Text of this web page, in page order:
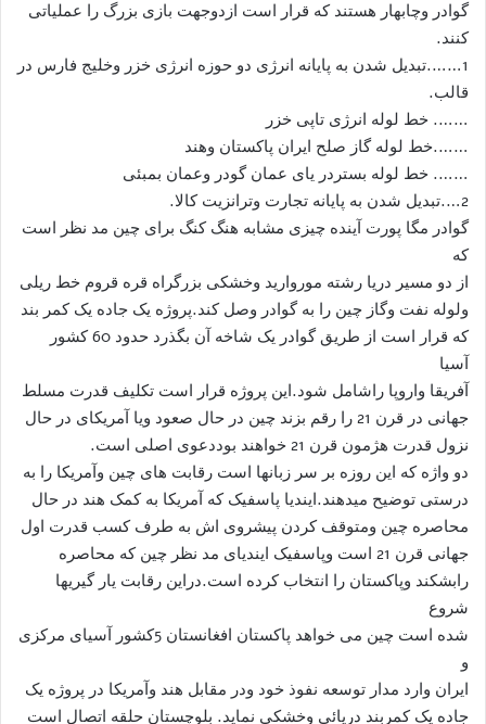
گوادر وچابهار هستند که قرار است ازدوجهت بازی بزرگ را عملیاتی
کنند.
1…….تبدیل شدن به پایانه انرژی دو حوزه انرژی خزر وخلیج فارس در
قالب.
……. خط لوله انرژی تاپی خزر
…….خط لوله گاز صلح ایران پاکستان وهند
……. خط لوله بستردر یای عمان گودر وعمان بمبئی
2….تبدیل شدن به پایانه تجارت وترانزیت کالا.
گوادر مگا پورت آینده چیزی مشابه هنگ کنگ برای چین مد نظر است
که
از دو مسیر دریا رشته موروارید وخشکی بزرگراه قره قروم خط ریلی
ولوله نفت وگاز چین را به گوادر وصل کند.پروژه یک جاده یک کمر بند
که قرار است از طریق گوادر یک شاخه آن بگذرد حدود 60 کشور
آسیا
آفریقا واروپا راشامل شود.این پروژه قرار است تکلیف قدرت مسلط
جهانی در قرن 21 را رقم بزند چین در حال صعود ویا آمریکای در حال
نزول قدرت هژمون قرن 21 خواهند بوددعوی اصلی است.
دو واژه که این روزه بر سر زبانها است رقابت های چین وآمریکا را به
درستی توضیح میدهند.ایندیا پاسفیک که آمریکا به کمک هند در حال
محاصره چین ومتوقف کردن پیشروی اش به طرف کسب قدرت اول
جهانی قرن 21 است وپاسفیک ایندیای مد نظر چین که محاصره
رابشکند وپاکستان را انتخاب کرده است.دراین رقابت یار گیریها
شروع
شده است چین می خواهد پاکستان افغانستان 5کشور آسیای مرکزی
و
ایران وارد مدار توسعه نفوذ خود ودر مقابل هند وآمریکا در پروژه یک
جاده یک کمربند دریائی وخشکی نماید. بلوچستان حلقه اتصال است